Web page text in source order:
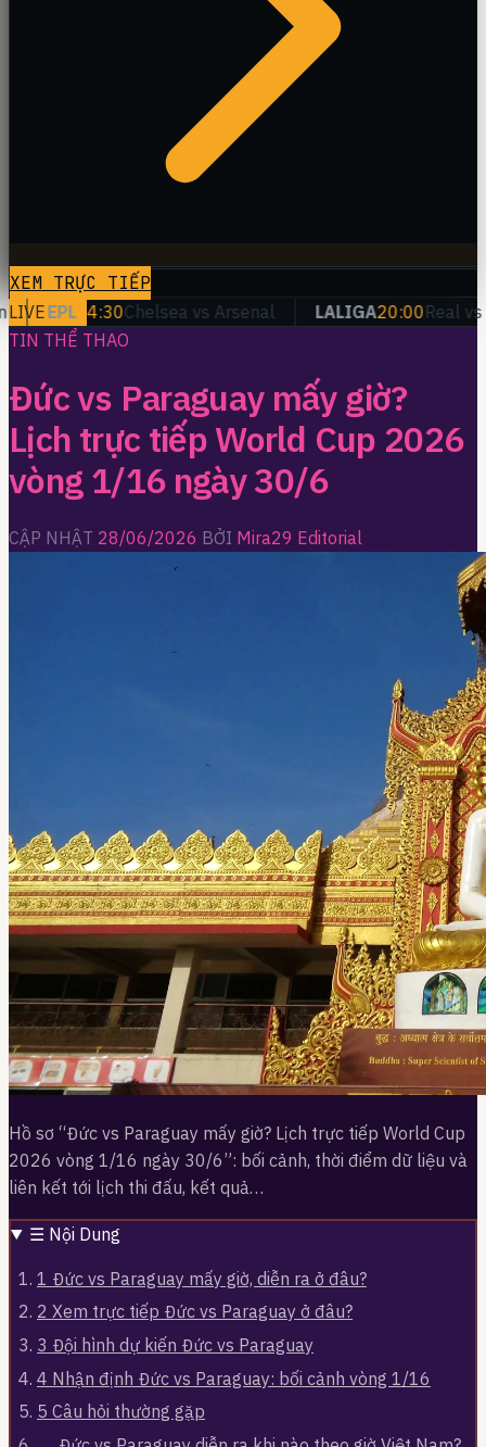
XEM TRỰC TIẾP
LIVE
EPL14:30 Chelsea vs Arsenal LALIGA20:00Real vs
TIN THỂ THAO
Đức vs Paraguay mấy giờ?
Lịch trực tiếp World Cup 2026
vòng 1/16 ngày 30/6
CẬP NHẬT 28/06/2026 BỞI Mira29 Editorial
Hồ sơ “Đức vs Paraguay mấy giờ? Lịch trực tiếp World Cup
2026 vòng 1/16 ngày 30/6”: bối cảnh, thời điểm dữ liệu và
liên kết tới lịch thi đấu, kết quả…
☰ Nội Dung
1 Đức vs Paraguay mấy giờ, diễn ra ở đâu?
2 Xem trực tiếp Đức vs Paraguay ở đâu?
3 Đội hình dự kiến Đức vs Paraguay
4 Nhận định Đức vs Paraguay: bối cảnh vòng 1/16
5 Câu hỏi thường gặp